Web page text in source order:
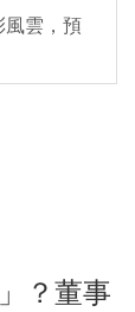
風雲，預
？董事